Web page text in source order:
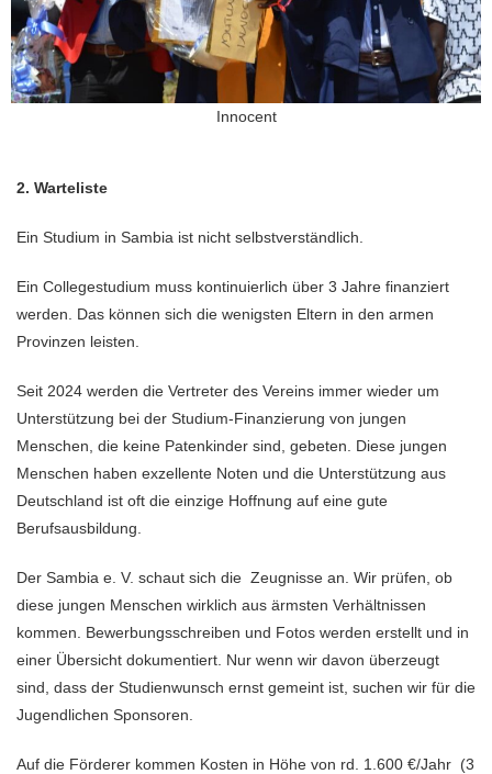
Innocent
2. Warteliste
Ein Studium in Sambia ist nicht selbstverständlich.
Ein Collegestudium muss kontinuierlich über 3 Jahre finanziert
werden. Das können sich die wenigsten Eltern in den armen
Provinzen leisten.
Seit 2024 werden die Vertreter des Vereins immer wieder um
Unterstützung bei der Studium-Finanzierung von jungen
Menschen, die keine Patenkinder sind, gebeten. Diese jungen
Menschen haben exzellente Noten und die Unterstützung aus
Deutschland ist oft die einzige Hoffnung auf eine gute
Berufsausbildung.
Der Sambia e. V. schaut sich die Zeugnisse an. Wir prüfen, ob
diese jungen Menschen wirklich aus ärmsten Verhältnissen
kommen. Bewerbungsschreiben und Fotos werden erstellt und in
einer Übersicht dokumentiert. Nur wenn wir davon überzeugt
sind, dass der Studienwunsch ernst gemeint ist, suchen wir für die
Jugendlichen Sponsoren.
Auf die Förderer kommen Kosten in Höhe von rd. 1.600 €/Jahr (3